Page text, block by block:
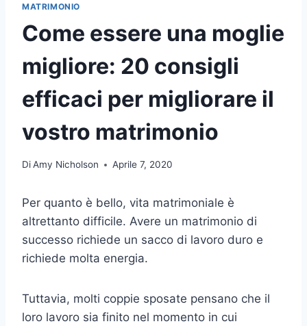
MATRIMONIO
Come essere una moglie
migliore: 20 consigli
efficaci per migliorare il
vostro matrimonio
DiAmy Nicholson Aprile 7, 2020
Per quanto è bello, vita matrimoniale è
altrettanto difficile. Avere un matrimonio di
successo richiede un sacco di lavoro duro e
richiede molta energia.
Tuttavia, molti coppie sposate pensano che il
loro lavoro sia finito nel momento in cui